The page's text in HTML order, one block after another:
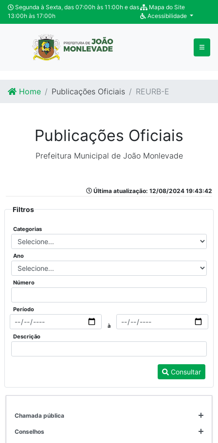
Ir para o conteúdo
Ir para o fim do conteúdo
Segunda à Sexta, das 07:00h às 11:00h e das
13:00h às 17:00h
Mapa do Site
Acessibilidade
Home Publicações Oficiais REURB-E
Publicações Oficiais
Prefeitura Municipal de João Monlevade
Última atualização: 12/08/2024 19:43:42
Filtros
Categorias
Ano
Número
Período
à
Descrição
Consultar
chamada pública
conselhos